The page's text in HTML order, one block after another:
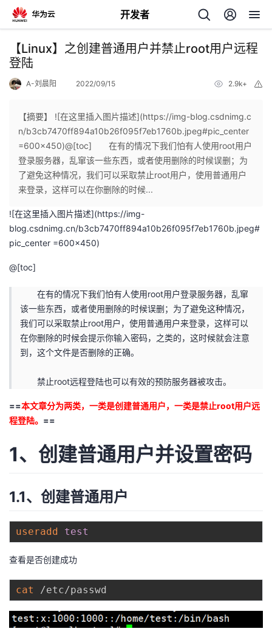
开发者
返
回
个
人
页
我
开
发
我
的
客
我
论
的
我
播
活
动
的
关
注
我
的
开
发
者
我
的
Programs
我
的
支
【Linux】之创建普通用户并禁止root用户远程
登陆
A-刘晨阳 2022/09/15 2.9k+
【摘要】 ![在这里插入图片描述](https://img-blog.csdnimg.c
n/b3cb7470ff894a10b26f095f7eb1760b.jpeg#pic_center
=600x450)@[toc] 在有的情况下我们怕有人使用root用户
登录服务器，乱窜该一些东西，或者使用删除的时候误删；为
了避免这种情况，我们可以采取禁止root用户，使用普通用户
来登录，这样可以在你删除的时候...
![在这里插入图片描述](https://img-
blog.csdnimg.cn/b3cb7470ff894a10b26f095f7eb1760b.jpeg#
pic_center =600x450)
@[toc]
在有的情况下我们怕有人使用root用户登录服务器，乱窜
该一些东西，或者使用删除的时候误删；为了避免这种情况，
我们可以采取禁止root用户，使用普通用户来登录，这样可以
在你删除的时候会提示你输入密码，之类的，这时候就会注意
到，这个文件是否删除的正确。
禁止root远程登陆也可以有效的预防服务器被攻击。
==本文章分为两类，一类是创建普通用户，一类是禁止root用户远
程登陆。 ==
1、创建普通用户并设置密码
1.1、创建普通用户
useradd test
查看是否创建成功
cat